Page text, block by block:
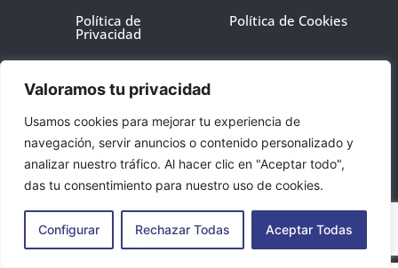
Valoramos tu privacidad
Usamos cookies para mejorar tu experiencia de
navegación, servir anuncios o contenido personalizado y
analizar nuestro tráfico. Al hacer clic en "Aceptar todo",
das tu consentimiento para nuestro uso de cookies.
Configurar Rechazar Todas Aceptar Todas
Política de
Privacidad
Política de Cookies
ENVIAR
2024 Todos los derechos reservados Bizclub